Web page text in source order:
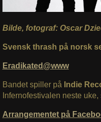
Bilde, fotograf: Oscar
Svensk thrash på norsk
Eradikated@www
Bandet spiller på Indie
Infernofestivalen neste uke,
Arrangementet på